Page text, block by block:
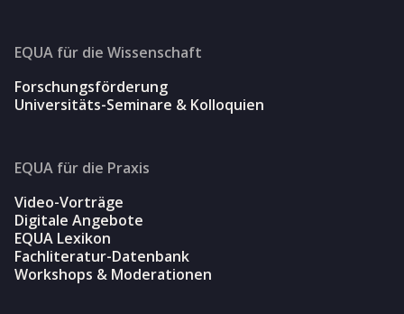
EQUA für die Wissenschaft
Forschungsförderung
Universitäts-Seminare & Kolloquien
EQUA für die Praxis
Video-Vorträge
Digitale Angebote
EQUA Lexikon
Fachliteratur-Datenbank
Workshops & Moderationen